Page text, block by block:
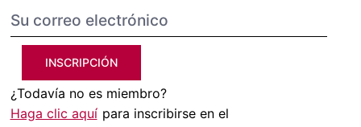
INSCRIPCIÓN
¿Todavía no es miembro?
Haga clic aquí para inscribirse en el